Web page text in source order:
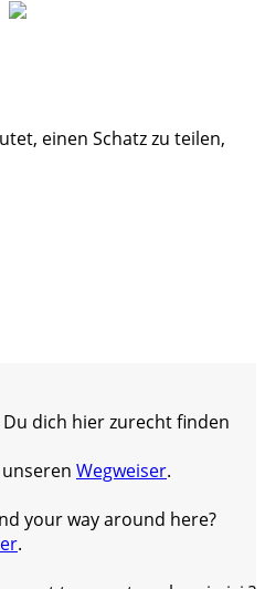
einen Schatz zu teilen,
dich hier zurecht finden
Wegweiser.
your way around here?
.